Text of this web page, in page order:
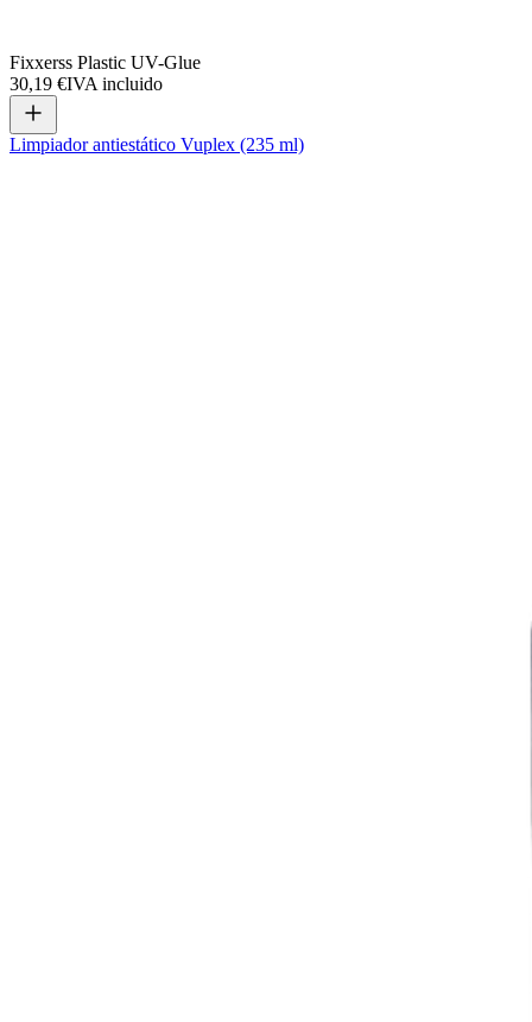
Fixxerss Plastic UV-Glue
30,19 €IVA incluido
Limpiador antiestático Vuplex (235 ml)